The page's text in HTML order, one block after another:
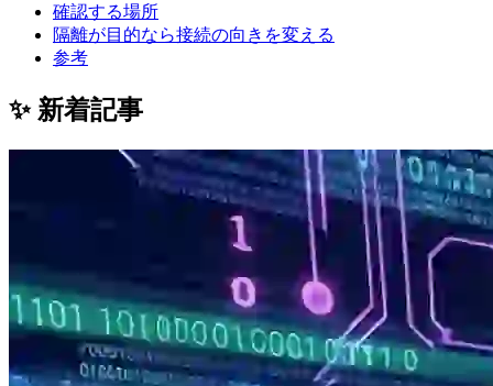
確認する場所
隔離が目的なら接続の向きを変える
参考
✨ 新着記事